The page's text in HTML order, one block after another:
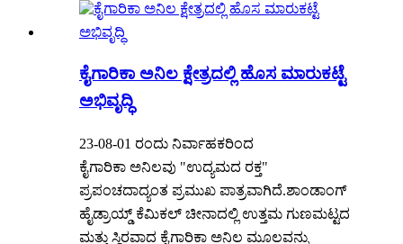
ಕೈಗಾರಿಕಾ ಅನಿಲ ಕ್ಷೇತ್ರದಲ್ಲಿ ಹೊಸ ಮಾರುಕಟ್ಟೆ
ಅಭಿವೃದ್ಧಿ
23-08-01 ರಂದು ನಿರ್ವಾಹಕರಿಂದ
ಕೈಗಾರಿಕಾ ಅನಿಲವು "ಉದ್ಯಮದ ರಕ್ತ"
ಪ್ರಪಂಚದಾದ್ಯಂತ ಪ್ರಮುಖ ಪಾತ್ರವಾಗಿದೆ.ಶಾಂಡಾಂಗ್
ಹೈಡ್ರಾಯ್ಡ್ ಕೆಮಿಕಲ್ ಚೀನಾದಲ್ಲಿ ಉತ್ತಮ ಗುಣಮಟ್ಟದ
ಮತ್ತು ಸ್ಥಿರವಾದ ಕೈಗಾರಿಕಾ ಅನಿಲ ಮೂಲವನ್ನು